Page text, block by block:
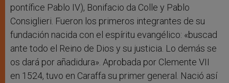
pontífice Pablo IV), Bonifacio da Colle y Pablo
Consiglieri. Fueron los primeros integrantes de su
fundación nacida con el espíritu evangélico: «buscad
ante todo el Reino de Dios y su justicia. Lo demás se
os dará por añadidura». Aprobada por Clemente VII
en 1524, tuvo en Caraffa su primer general. Nació así